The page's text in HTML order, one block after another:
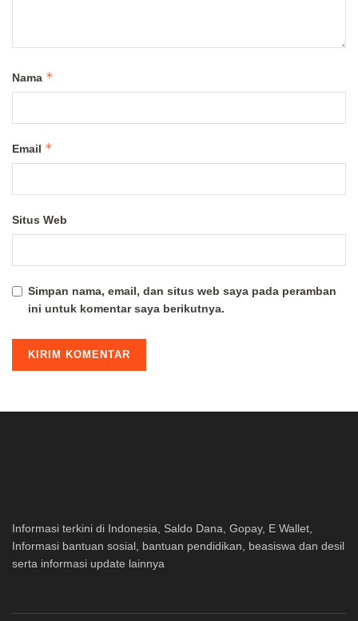
Nama *
Email *
Situs Web
Simpan nama, email, dan situs web saya pada peramban
ini untuk komentar saya berikutnya.
Informasi terkini di Indonesia, Saldo Dana, Gopay, E Wallet,
Informasi bantuan sosial, bantuan pendidikan, beasiswa dan desil
serta informasi update lainnya